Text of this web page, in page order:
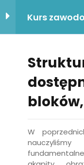
Kurs
dokumencie HTML
Poprawne
Co trzeba wiedzieć o
hiperłączach?
W
Mirosław Zelent i
informatyki na
nauczanie, które
z przymusu.
zadziwiający
Nie